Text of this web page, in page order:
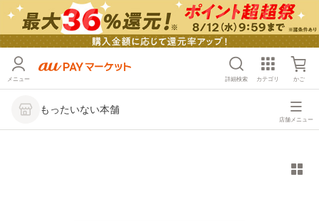
メニュー 詳細検索 カテゴリ かご
もったいない本舗
店舗メニュー